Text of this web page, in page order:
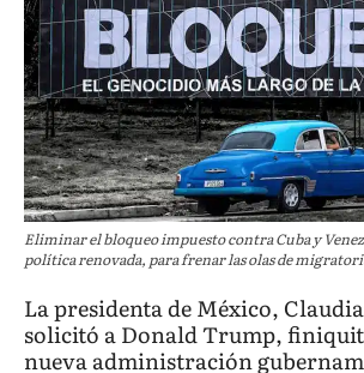
Eliminar el bloqueo impuesto contra Cuba y
política renovada, para frenar las olas de
La presidenta de México,
solicitó a Donald Trump,
nueva administración